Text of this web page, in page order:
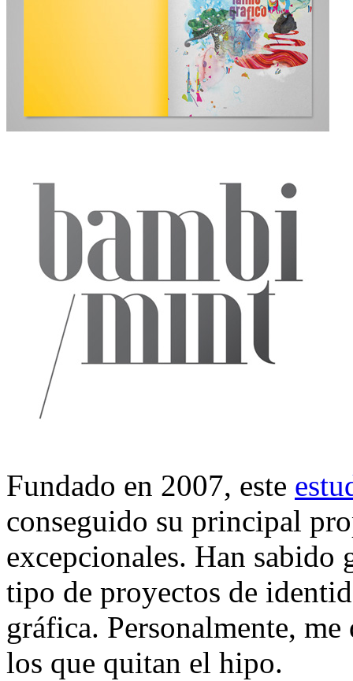
Fundado en 2007, este
conseguido su principal
excepcionales. Han sabido
tipo de proyectos de
gráfica. Personalmente,
los que quitan el hipo.